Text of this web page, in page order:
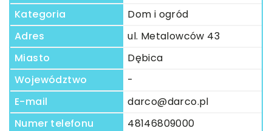
Kategoria
Dom i ogród
Adres
ul. Metalowców 43
Miasto
Dębica
Województwo
-
E-mail
darco@darco.pl
Numer telefonu
48146809000